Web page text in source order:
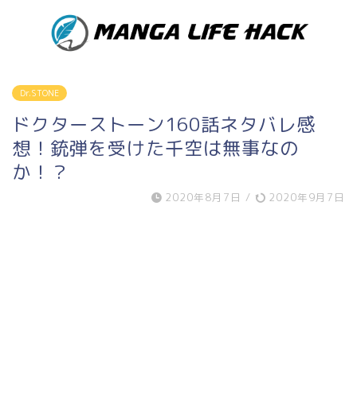
Dr.STONE
ドクターストーン160話ネタバレ感
想！銃弾を受けた千空は無事なの
か！？
2020年8月7日 / 2020年9月7日